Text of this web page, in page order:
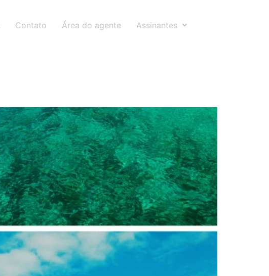
Contato Área do agente Assinantes